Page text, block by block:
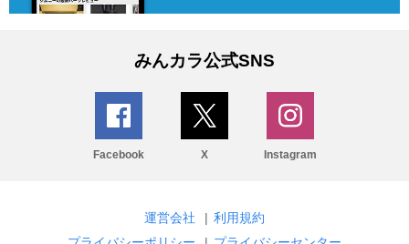
みんカラ公式SNS
Facebook X Instagram
運営会社 | 利用規約